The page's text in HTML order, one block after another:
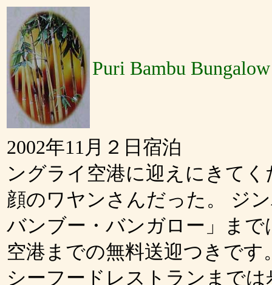
Puri Bambu Bungalow
2002年11月２日宿泊
ングライ空港に迎えにきて
顔のワヤンさんだった。 ジ
バンブー・バンガロー」ま
空港までの無料送迎つきで
シーフードレストランまで